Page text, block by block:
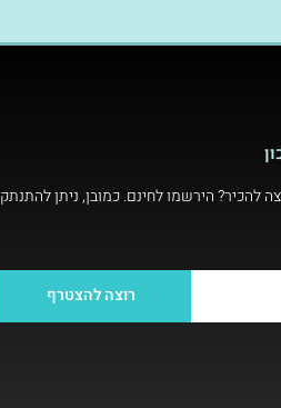
להכיר? הירשמו לחינם. כמובן, ניתן להתנתק
רוצה להצטרף